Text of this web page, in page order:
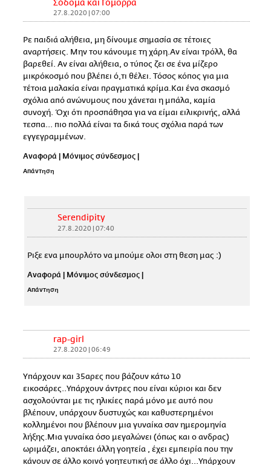
Σόδομα και Γόμορρα
27.8.2020 | 07:00
Ρε παιδιά αλήθεια, μη δίνουμε σημασία σε τέτοιες
αναρτήσεις. Μην του κάνουμε τη χάρη.Αν είναι τρόλλ, θα
βαρεθεί. Αν είναι αλήθεια, ο τύπος ζει σε ένα μίζερο
μικρόκοσμό που βλέπει ό,τι θέλει. Τόσος κόπος για μια
τέτοια μαλακία είναι πραγματικά κρίμα.Και ένα σκασμό
σχόλια από ανώνυμους που χάνεται η μπάλα, καμία
συνοχή. Όχι ότι προσπάθησα για να είμαι ειλικρινής, αλλά
τεσπα... πιο πολλά είναι τα δικά τους σχόλια παρά των
εγγεγραμμένων.
Αναφορά Μόνιμος σύνδεσμος
Απάντηση
Serendipity
27.8.2020 | 07:40
Ριξε ενα μπουρλότο να μπούμε ολοι στη θεση μας :)
Αναφορά | Μόνιμος σύνδεσμος |
Απάντηση
rap-girl
27.8.2020 | 06:49
Yπάρχουν και 35αρες που βάζουν κάτω 10
εικοσάρες..Υπάρχουν άντρες που είναι κύριοι και δεν
ασχολούνται με τις ηλικίες παρά μόνο με αυτό που
βλέπουν, υπάρχουν δυστυχώς και καθυστερημένοι
κολλημένοι που βλέπουν μια γυναίκα σαν ημερομηνία
λήξης.Μια γυναίκα όσο μεγαλώνει (όπως και ο ανδρας)
ωριμάζει, αποκτάει άλλη γοητεία , έχει εμπειρία που την
κάνουν σε άλλο κοινό γοητευτική σε άλλο όχι...Υπάρχουν